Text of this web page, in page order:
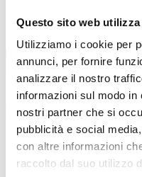
Questo sito web
Utilizziamo i cookie per
annunci, per fornire
analizzare il nostro
informazioni sul modo
nostri partner che si
pubblicità e social
con altre informazioni
raccolto dal suo utilizzo
Sedi Onoranze Funebri
per:
Maria Tangerini